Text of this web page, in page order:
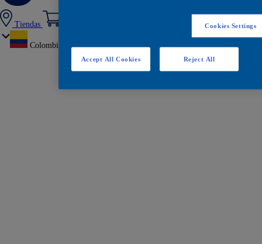
Tiendas
Colombia
Cookies Settings
Reject All
Accept All Cookies